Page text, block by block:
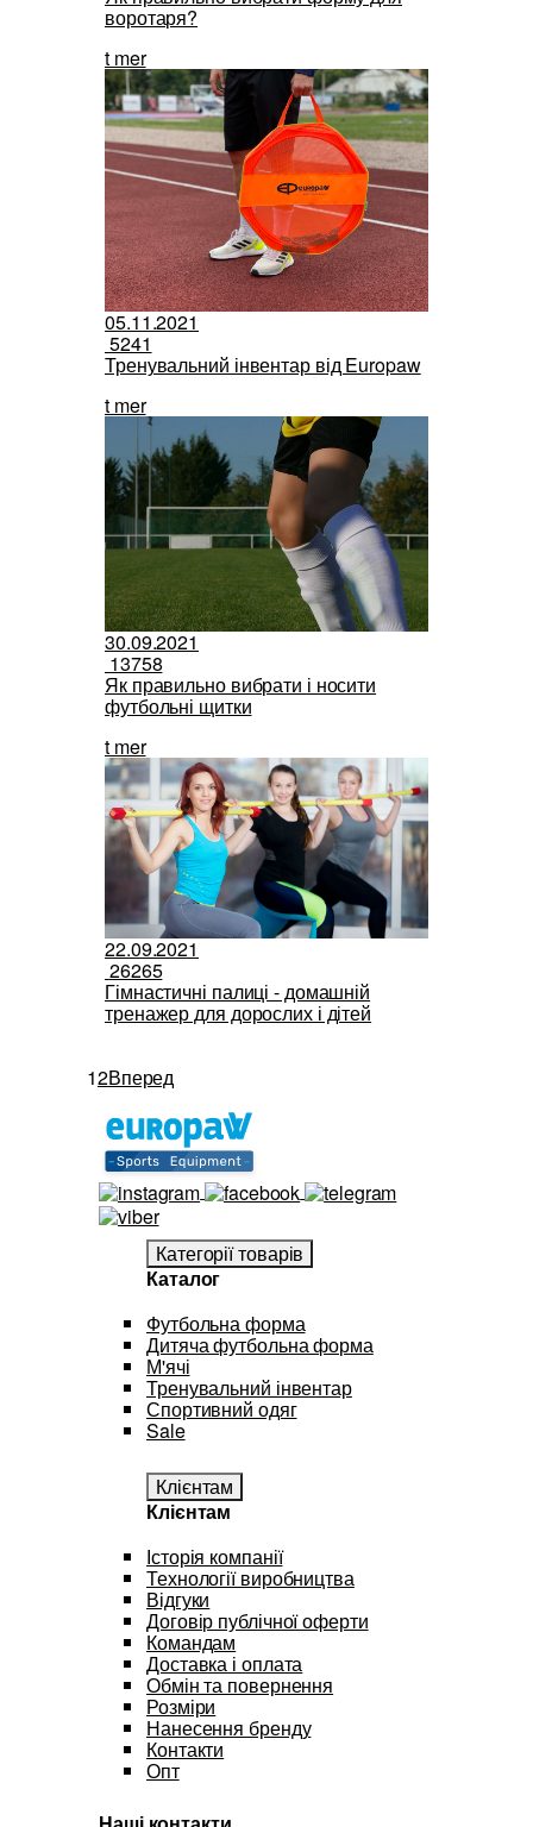
воротаря?
t mer
05.11.2021
5241
Тренувальний інвентар від Europaw
t mer
30.09.2021
13758
Як правильно вибрати і носити
футбольні щитки
t mer
22.09.2021
26265
Гімнастичні палиці - домашній
тренажер для дорослих і дітей
12Вперед
Категорії товарів
Каталог
Футбольна форма
Дитяча футбольна форма
М'ячі
Тренувальний інвентар
Спортивний одяг
Sale
Клієнтам
Клієнтам
Історія компанії
Технології виробництва
Відгуки
Договір публічної оферти
Командам
Доставка і оплата
Обмін та повернення
Розміри
Нанесення бренду
Контакти
Опт